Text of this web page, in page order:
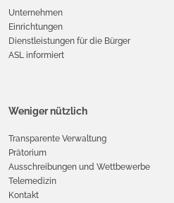
Unternehmen
Einrichtungen
Dienstleistungen für die Bürger
ASL informiert
Weniger nützlich
Transparente Verwaltung
Prätorium
Ausschreibungen und Wettbewerbe
Telemedizin
Kontakt